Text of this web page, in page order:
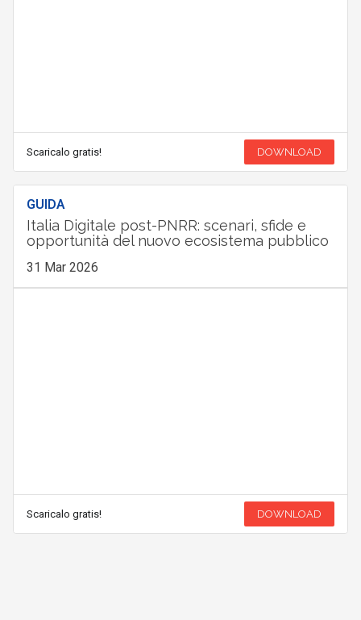
Scaricalo gratis! DOWNLOAD
GUIDA
Italia Digitale post-PNRR: scenari, sfide e
opportunità del nuovo ecosistema pubblico
31 Mar 2026
Scaricalo gratis! DOWNLOAD